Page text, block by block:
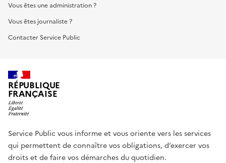
Vous êtes une administration ?
Vous êtes journaliste ?
Contacter Service Public
RÉPUBLIQUE
FRANÇAISE
Service Public vous informe et vous oriente vers les services
qui permettent de connaître vos obligations, d’exercer vos
droits et de faire vos démarches du quotidien.